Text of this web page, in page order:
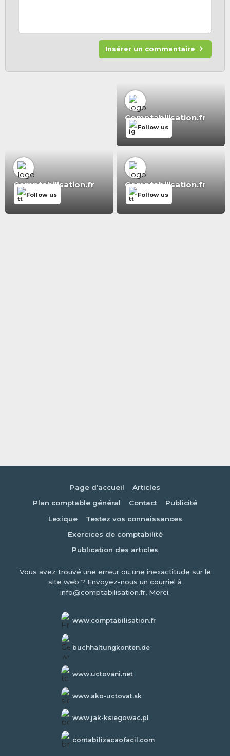
Insérer un commentaire
Comptabilisation.fr
Follow us
Comptabilisation.fr
Follow us
Comptabilisation.fr
Follow us
Page d’accueil
Articles
Plan comptable général
Contact
Publicité
Lexique
Testez vos connaissances
Exercices de comptabilité
Publication des articles
Vous avez trouvé une erreur ou une inexactitude sur le
site web ? Envoyez-nous un courriel à
info@comptabilisation.fr, Merci.
www.comptabilisation.fr
buchhaltungkonten.de
www.uctovani.net
www.ako-uctovat.sk
www.jak-ksiegowac.pl
contabilizacaofacil.com